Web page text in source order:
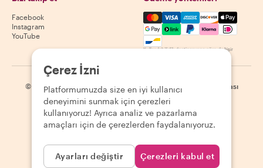
Facebook
Instagram
YouTube
Mastercard, Visa, Amex,
Kullanılabilirlik destinasyona göre değişir
© 2026 Withlocals.com Gizlilik Politikası | Site haritası
Çerez İzni
Platformumuzda size en iyi kullanıcı
deneyimini sunmak için çerezleri
kullanıyoruz! Ayrıca analiz ve pazarlama
amaçları için de çerezlerden faydalanıyoruz.
Ayarları değiştir Çerezleri kabul et